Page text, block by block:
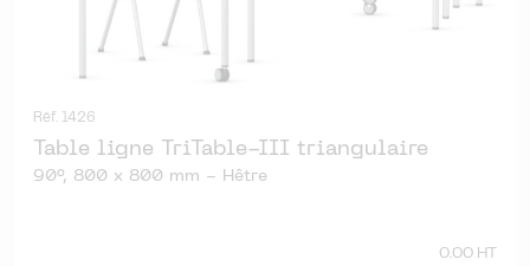
Réf. 1426
Table ligne TriTable-III triangulaire
90°, 800 x 800 mm - Hêtre
0.00 HT